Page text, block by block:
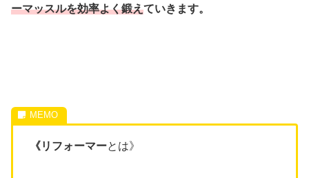
ーマッスルを効率よく鍛えていきます。
《リフォーマーとは》